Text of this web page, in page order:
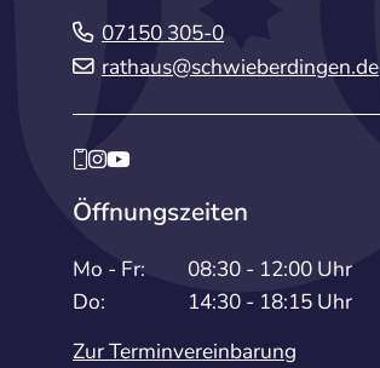
07150 305-0
rathaus@schwieberdingen.de
Öffnungszeiten
Mo - Fr:
08:30 - 12:00 Uhr
Do:
14:30 - 18:15 Uhr
Zur Terminvereinbarung